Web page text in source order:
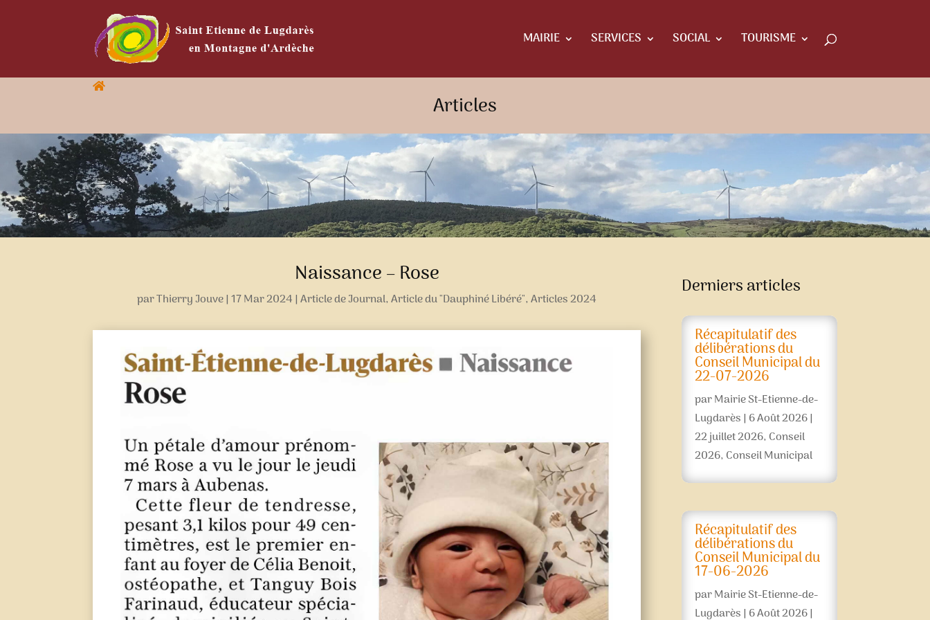
MAIRIE SERVICES SOCIAL TOURISME
Articles
Naissance – Rose
parThierry Jouve|17 Mar 2024|Article de Journal,Article du "Dauphiné Libéré",Articles 2024 Derniers articles
Récapitulatif des
délibérations du
Conseil Municipal du
22-07-2026
parMairie St-Etienne-de-
Lugdarès| 6 Août 2026|
22 juillet 2026, Conseil
2026, Conseil Municipal
Récapitulatif des
délibérations du
Conseil Municipal du
17-06-2026
parMairie St-Etienne-de-
Lugdarès| 6 Août 2026|